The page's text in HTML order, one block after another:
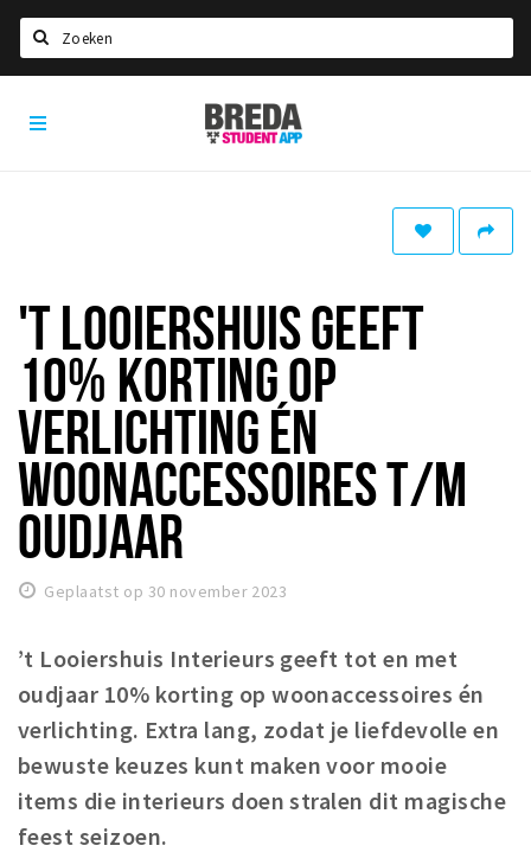
HOME
Studentenverenigingen
Studentenraad
Studentenroutes
New in town? Check FAQ!
WONEN
Woonruimte
Inschrijven gemeente
Huisarts en eerste hulp
Q&A
KORTING
Breda Student Shop
Draai aan het rad!
Breda
Student
'T LOOIERSHUIS GEEFT
10% KORTING OP
VERLICHTING ÉN
WOONACCESSOIRES T/M
OUDJAAR
Geplaatst op 30 november 2023
’t Looiershuis Interieurs geeft tot en met
oudjaar 10% korting op woonaccessoires én
verlichting. Extra lang, zodat je liefdevolle en
bewuste keuzes kunt maken voor mooie
items die interieurs doen stralen dit magische
feest seizoen.